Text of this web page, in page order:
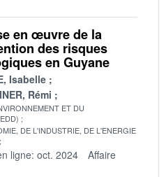
en œuvre de la
des risques
en Guyane
Isabelle
Rémi
ET DU
DE L'INDUSTRIE, DE L'ENERGIE
ligne: oct. 2024
Affaire